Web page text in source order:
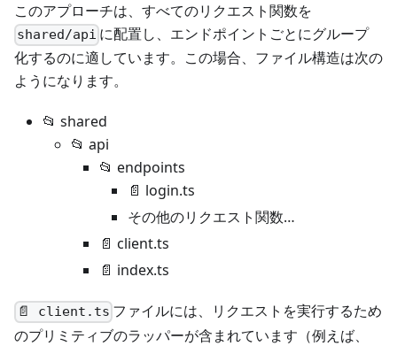
このアプローチは、すべてのリクエスト関数を
shared/api に配置し、エンドポイントごとにグループ
化するのに適しています。この場合、ファイル構造は次の
ようになります。
📂 shared
📂 api
📂 endpoints
📄 login.ts
その他のリクエスト関数…
📄 client.ts
📄 index.ts
📄 client.ts ファイルには、リクエストを実行するため
のプリミティブのラッパーが含まれています（例えば、